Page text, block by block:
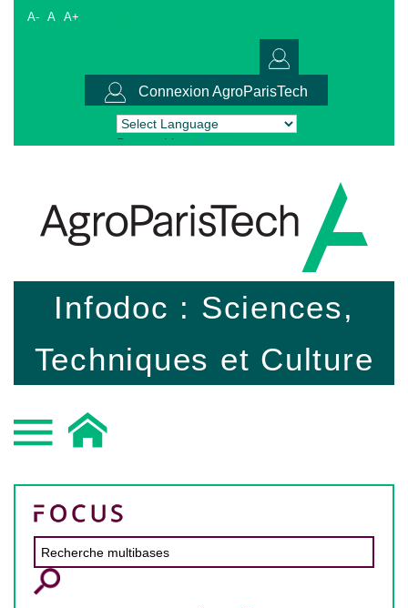
A- A A+
Connexion AgroParisTech
Powered by Translate
Infodoc : Sciences,
Techniques et Culture